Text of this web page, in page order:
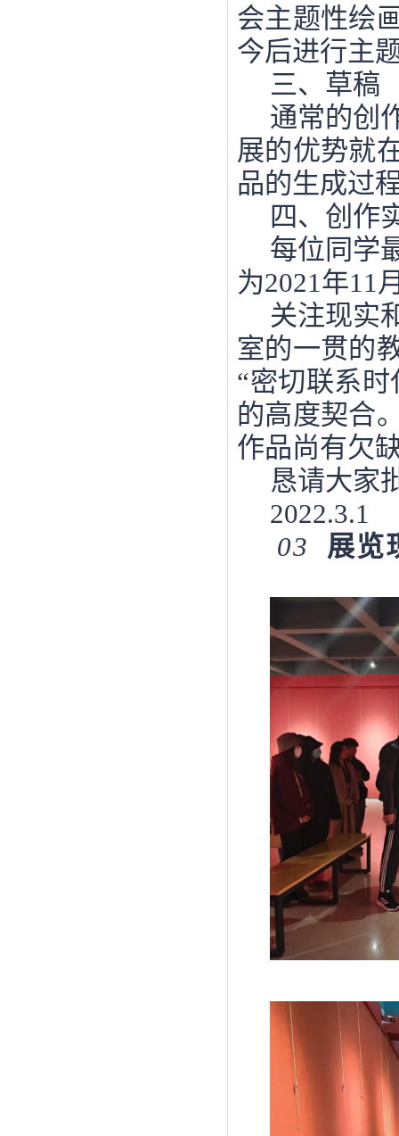
会主题性绘
今后进行主
三、草稿
通常的创
展的优势就
品的生成过
四、创作
每位同学
为2021年11
关注现实
室的一贯的
“密切联系
的高度契合
作品尚有欠
恳请大家
2022.3.1
03 展览